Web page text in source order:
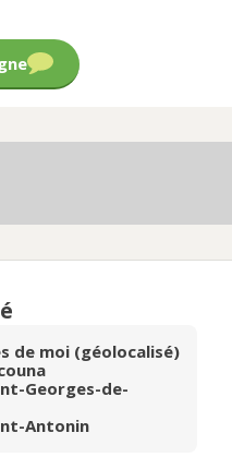
de moi (géolocalisé)
Georges-de-
Antonin